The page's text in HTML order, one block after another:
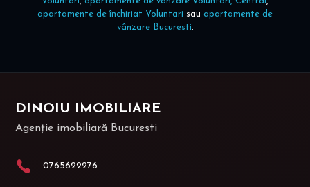
apartamente de închiriat Voluntari sau apartamente de
vânzare Bucuresti.
DINOIU IMOBILIARE
Agenție imobiliară Bucuresti
0765622276